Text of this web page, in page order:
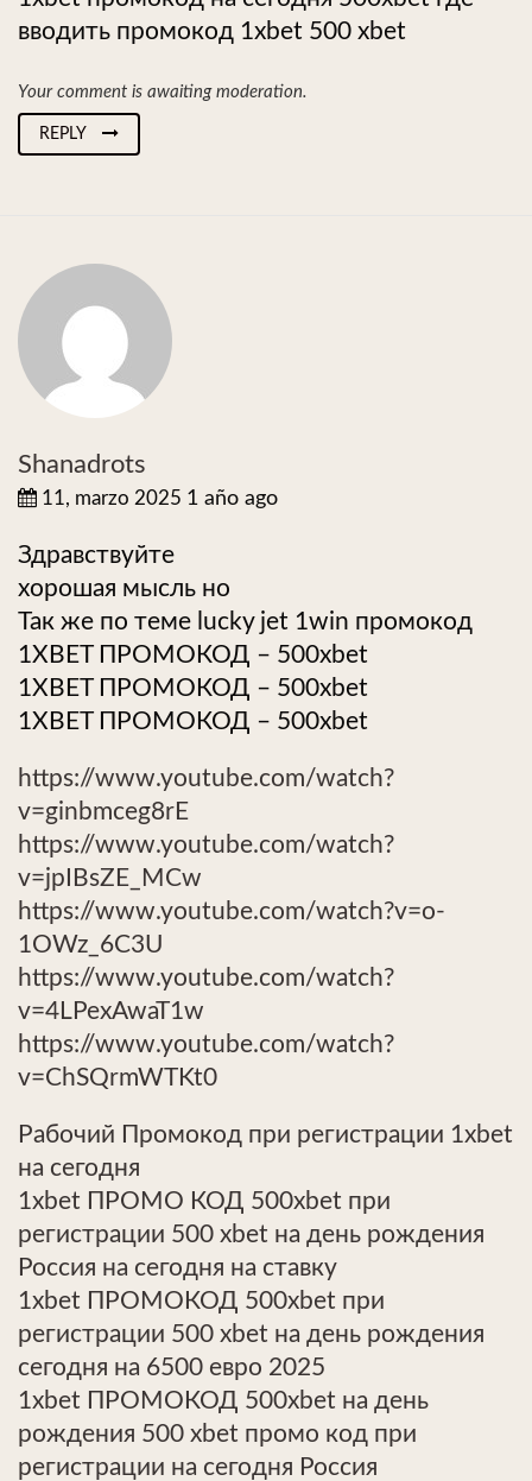
вводить промокод 1xbet 500 xbet
Your comment is awaiting moderation.
REPLY
Shanadrots
11, marzo 2025 1 año ago
Здравствуйте
хорошая мысль но
Так же по теме lucky jet 1win промокод
1XBET ПРОМОКОД – 500xbet
1XBET ПРОМОКОД – 500xbet
1XBET ПРОМОКОД – 500xbet
https://www.youtube.com/watch?
v=ginbmceg8rE
https://www.youtube.com/watch?
v=jpIBsZE_MCw
https://www.youtube.com/watch?v=o-
1OWz_6C3U
https://www.youtube.com/watch?
v=4LPexAwaT1w
https://www.youtube.com/watch?
v=ChSQrmWTKt0
Рабочий Промокод при регистрации 1xbet
на сегодня
1xbet ПРОМО КОД 500xbet при
регистрации 500 xbet на день рождения
Россия на сегодня на ставку
1xbet ПРОМОКОД 500xbet при
регистрации 500 xbet на день рождения
сегодня на 6500 евро 2025
1xbet ПРОМОКОД 500xbet на день
рождения 500 xbet промо код при
регистрации на сегодня Россия